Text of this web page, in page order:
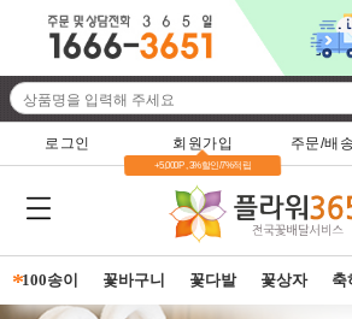
로그인 회원가입
+5,000P , 3%할인/7%적립
주문/배
*100송이 꽃바구니 꽃다발 꽃상자 축